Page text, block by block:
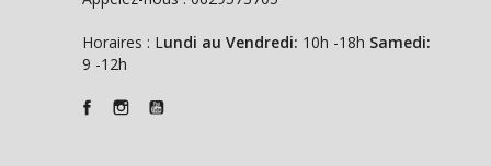
Horaires : L undi au Vendredi: 10h -18h Samedi:
9 -12h